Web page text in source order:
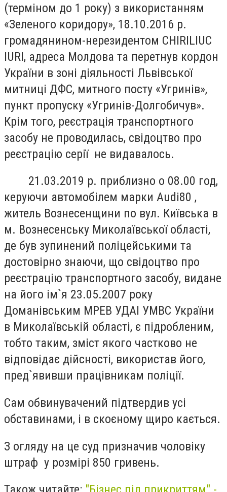
(терміном до 1 року) з використанням
«Зеленого коридору», 18.10.2016 р.
громадянином-нерезидентом CHIRILIUC
IURI, адреса Молдова та перетнув кордон
України в зоні діяльності Львівської
митниці ДФС, митного посту «Угринів»,
пункт пропуску «Угринів-Долгобичув».
Крім того, реєстрація транспортного
засобу не проводилась, свідоцтво про
реєстрацію серії не видавалось.
21.03.2019 р. приблизно о 08.00 год,
керуючи автомобілем марки Аudі80 ,
житель Вознесенщини по вул. Київська в
м. Вознесенську Миколаївської області,
де був зупинений поліцейськими та
достовірно знаючи, що свідоцтво про
реєстрацію транспортного засобу, видане
на його ім`я 23.05.2007 року
Доманівським МРЕВ УДАІ УМВС України
в Миколаївській області, є підробленим,
тобто таким, зміст якого частково не
відповідає дійсності, використав його,
пред`явивши працівникам поліції.
Сам обвинувачений підтвердив усі
обставинами, і в скоєному щиро кається.
З огляду на це суд призначив чоловіку
штраф у розмірі 850 гривень.